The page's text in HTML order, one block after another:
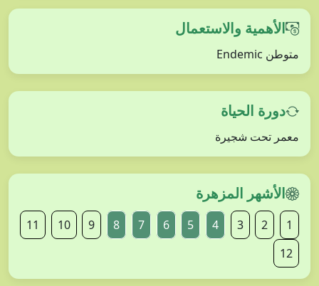
الأهمية والاستعمال
متوطن Endemic
دورة الحياة
معمر تحت شجيرة
الأشهر المزهرة
1
2
3
4
5
6
7
8
9
10
11
12